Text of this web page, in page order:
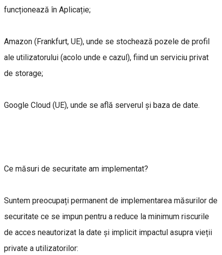
funcționează în Aplicație;
Amazon (Frankfurt, UE), unde se stochează pozele de profil
ale utilizatorului (acolo unde e cazul), fiind un serviciu privat
de storage;
Google Cloud (UE), unde se află serverul și baza de date.
Ce măsuri de securitate am implementat?
Suntem preocupați permanent de implementarea măsurilor de
securitate ce se impun pentru a reduce la minimum riscurile
de acces neautorizat la date și implicit impactul asupra vieții
private a utilizatorilor: